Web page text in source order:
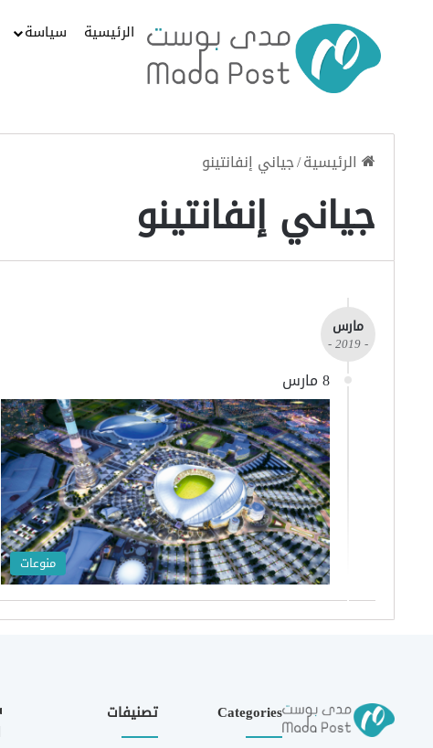
الرئيسية سياسة
الرئيسية/جياني إنفانتينو
جياني إنفانتينو
مارس
- 2019 -
8 مارس
منوعات
Categories تصنيفات